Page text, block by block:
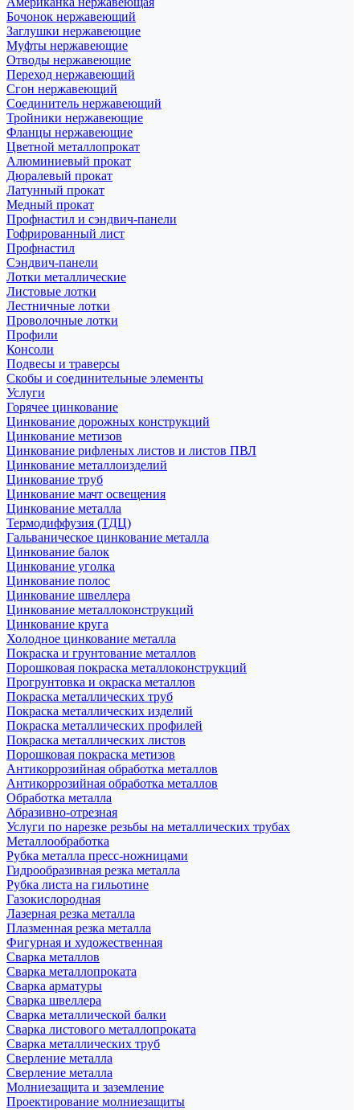
Бочонок нержавеющий
Заглушки нержавеющие
Муфты нержавеющие
Отводы нержавеющие
Переход нержавеющий
Сгон нержавеющий
Соединитель нержавеющий
Тройники нержавеющие
Фланцы нержавеющие
Цветной металлопрокат
Алюминиевый прокат
Дюралевый прокат
Латунный прокат
Медный прокат
Профнастил и сэндвич-панели
Гофрированный лист
Профнастил
Сэндвич-панели
Лотки металлические
Листовые лотки
Лестничные лотки
Проволочные лотки
Профили
Консоли
Подвесы и траверсы
Скобы и соединительные элементы
Услуги
Горячее цинкование
Цинкование дорожных конструкций
Цинкование метизов
Цинкование рифленых листов и листов ПВЛ
Цинкование металлоизделий
Цинкование труб
Цинкование мачт освещения
Цинкование металла
Термодиффузия (ТДЦ)
Гальваническое цинкование металла
Цинкование балок
Цинкование уголка
Цинкование полос
Цинкование швеллера
Цинкование металлоконструкций
Цинкование круга
Холодное цинкование металла
Покраска и грунтование металлов
Порошковая покраска металлоконструкций
Прогрунтовка и окраска металлов
Покраска металлических труб
Покраска металлических изделий
Покраска металлических профилей
Покраска металлических листов
Порошковая покраска метизов
Антикоррозийная обработка металлов
Антикоррозийная обработка металлов
Обработка металла
Абразивно-отрезная
Услуги по нарезке резьбы на металлических трубах
Металлообработка
Рубка металла пресс-ножницами
Гидрообразивная резка металла
Рубка листа на гильотине
Газокислородная
Лазерная резка металла
Плазменная резка металла
Фигурная и художественная
Сварка металлов
Сварка металлопроката
Сварка арматуры
Сварка швеллера
Сварка металлической балки
Сварка листового металлопроката
Сварка металлических труб
Сверление металла
Сверление металла
Молниезащита и заземление
Проектирование молниезащиты